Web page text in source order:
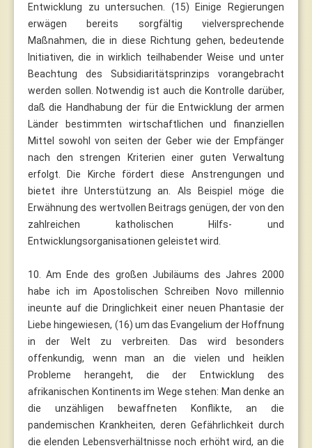
Entwicklung zu untersuchen. (15) Einige Regierungen
erwägen bereits sorgfältig vielversprechende
Maßnahmen, die in diese Richtung gehen, bedeutende
Initiativen, die in wirklich teilhabender Weise und unter
Beachtung des Subsidiaritätsprinzips vorangebracht
werden sollen. Notwendig ist auch die Kontrolle darüber,
daß die Handhabung der für die Entwicklung der armen
Länder bestimmten wirtschaftlichen und finanziellen
Mittel sowohl von seiten der Geber wie der Empfänger
nach den strengen Kriterien einer guten Verwaltung
erfolgt. Die Kirche fördert diese Anstrengungen und
bietet ihre Unterstützung an. Als Beispiel möge die
Erwähnung des wertvollen Beitrags genügen, der von den
zahlreichen katholischen Hilfs- und
Entwicklungsorganisationen geleistet wird.
10. Am Ende des großen Jubiläums des Jahres 2000
habe ich im Apostolischen Schreiben Novo millennio
ineunte auf die Dringlichkeit einer neuen Phantasie der
Liebe hingewiesen, (16) um das Evangelium der Hoffnung
in der Welt zu verbreiten. Das wird besonders
offenkundig, wenn man an die vielen und heiklen
Probleme herangeht, die der Entwicklung des
afrikanischen Kontinents im Wege stehen: Man denke an
die unzähligen bewaffneten Konflikte, an die
pandemischen Krankheiten, deren Gefährlichkeit durch
die elenden Lebensverhältnisse noch erhöht wird, an die